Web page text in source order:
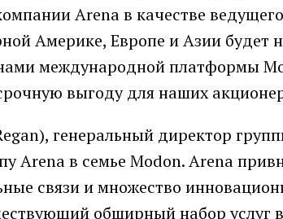
Arena в качестве
Америке, Европе и Азии будет
международной платформы
выгоду для наших
генеральный директор
Arena в семье Modon. Arena
связи и множество
обширный набор услуг